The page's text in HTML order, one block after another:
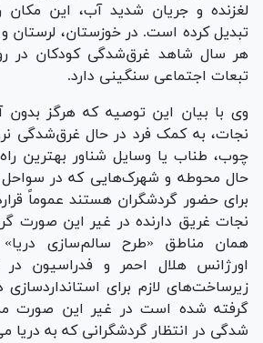
لغزنده و جریان شدید آب، این مکان
تبدیل کرده است. در خوزستان، لرستان و
هر سال شاهد غرق‌شدگی کودکان در
تبعات اجتماعی سنگینی دارد.
وی با بیان این توصیه که هرگز بدون
نجات، به کمک فرد در حال غرق‌شدگی
چوب، طناب یا وسایل شناور بهترین
حال محوطه و شهرک‌هایی که در
برای حضور گردشگران هستند عموماً
نجات غریق دارنده در غیر این صورت
همان مناطق «طرح سالم‌سازی دریا»
اورژانس هلال احمر و فدراسیون
زیرساخت‌های لازم برای
گرفته شده است در غیر این صورت
شدگی در انتظار گردشگرانی که به